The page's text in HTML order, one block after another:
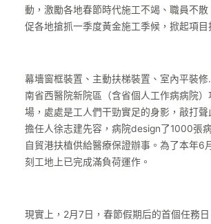
動，激勵各地春節時代施工不竭、職員不散
促各地搶抓一季度黃金施工季候，掀起項目
幕墻窗框裝置、主動扶梯裝置、室內平裝
南省西醫院新院區（含省個人工作病病院）
場，處處是工人們干勁實足的身影，敲打聲
擔任人徐志建先容，病院design了1000張
自貿港扶植供給醫療保證辦事。為了本年6
刻工地上已完成滿負荷運作。
現實上，2月7日，春節假期后的首個任務